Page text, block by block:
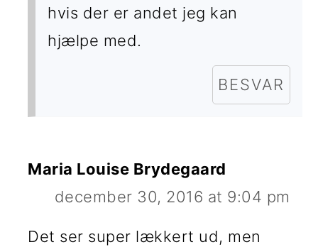
hvis der er andet jeg kan
hjælpe med.
BESVAR
Maria Louise Brydegaard
december 30, 2016 at 9:04 pm
Det ser super lækkert ud, men